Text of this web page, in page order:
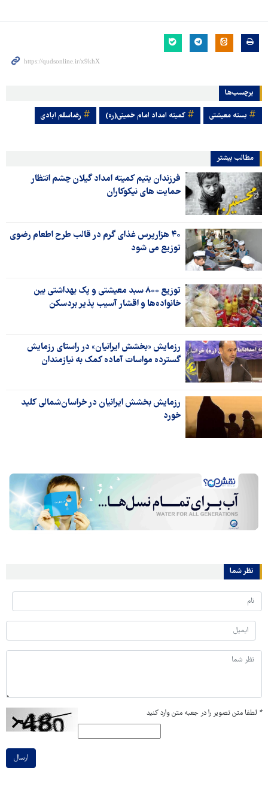
برچسب‌ها
بسته معیشتی کمیته امداد امام خمینی(ره) رضاسلم ابادی
مطالب بیشتر
فرزندان یتیم کمیته امداد گیلان چشم انتظار
حمایت های نیکوکاران
۴۰ هزارپرس غذای گرم در قالب طرح اطعام رضوی
توزیع می شود
توزیع ۸۰۰ سبد معیشتی و پک بهداشتی بین
خانواده‌ها و اقشار آسیب پذیر بردسکن
رزمایش «بخشش ایرانیان» در راستای رزمایش
گسترده مواسات آماده کمک به نیازمندان
رزمایش بخشش ایرانیان در خراسان‌شمالی کلید
خورد
نظر شما
* لطفا متن تصویر را در جعبه متن وارد کنید
ارسال